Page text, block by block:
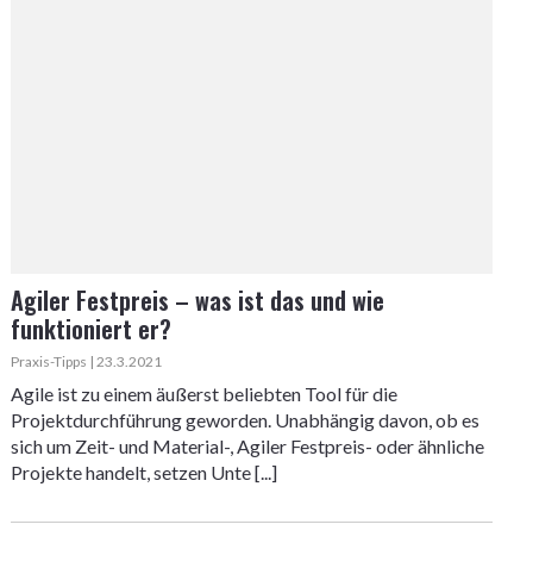
Agiler Festpreis – was ist das und wie
funktioniert er?
Praxis-Tipps | 23.3.2021
Agile ist zu einem äußerst beliebten Tool für die
Projektdurchführung geworden. Unabhängig davon, ob es
sich um Zeit- und Material-, Agiler Festpreis- oder ähnliche
Projekte handelt, setzen Unte [...]